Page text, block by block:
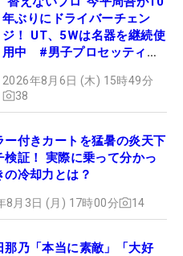
年ぶりにドライバーチェン
ジ！ UT、5Wは名器を継続使
用中 #男子プロセッティン
2026年8月6日 (木) 15時49分
38
ー付きカートを猛暑の炎天下
検証！ 実際に乗って分かっ
の冷却力とは？
8月3日 (月) 17時00分 14
那乃「本当に素敵」「大好